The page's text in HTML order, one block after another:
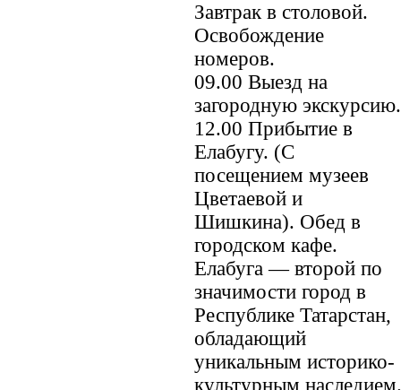
Завтрак в столовой.
Освобождение
номеров.
09.00 Выезд на
загородную экскурсию.
12.00 Прибытие в
Елабугу. (С
посещением музеев
Цветаевой и
Шишкина). Обед в
городском кафе.
Елабуга — второй по
значимости город в
Республике Татарстан,
обладающий
уникальным историко-
культурным наследием.